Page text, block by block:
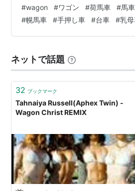
#wagon #ワゴン #荷馬車 #馬車
#幌馬車 #手押し車 #台車 #乳
ネットで話題
32 ブックマーク
Tahnaiya Russell(Aphex Twin) -
Wagon Christ REMIX